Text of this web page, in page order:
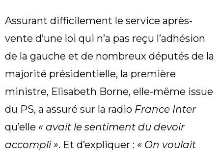
Assurant difficilement le service après-
vente d’une loi qui n’a pas reçu l’adhésion
de la gauche et de nombreux députés de la
majorité présidentielle, la première
ministre, Elisabeth Borne, elle-même issue
du PS, a assuré sur la radio France Inter
qu’elle « avait le sentiment du devoir
accompli ». Et d’expliquer : « On voulait